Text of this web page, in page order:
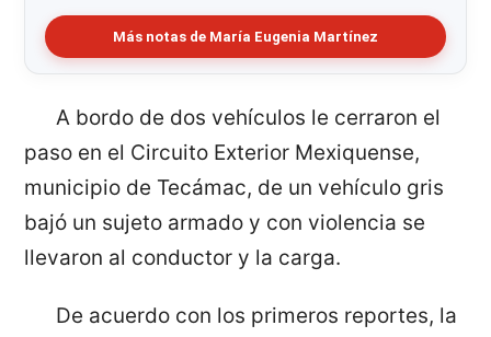
Más notas de María Eugenia Martínez
A bordo de dos vehículos le cerraron el
paso en el Circuito Exterior Mexiquense,
municipio de Tecámac, de un vehículo gris
bajó un sujeto armado y con violencia se
llevaron al conductor y la carga.
De acuerdo con los primeros reportes, la